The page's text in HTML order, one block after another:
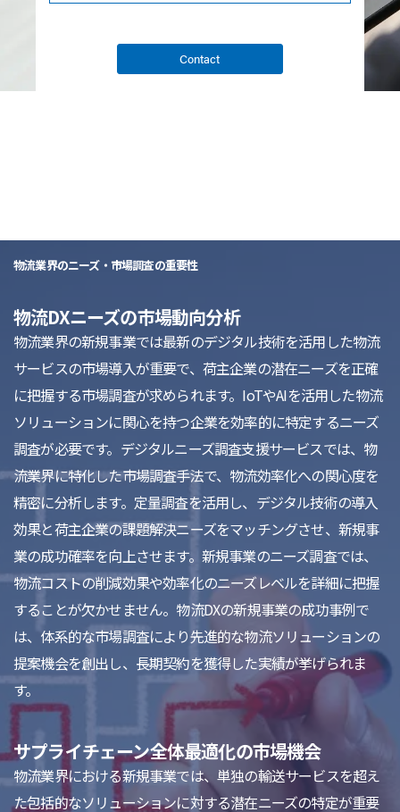
Contact
物流業界のニーズ・市場調査の重要性
物流DXニーズの市場動向分析
物流業界の新規事業では最新のデジタル技術を活用した物流
サービスの市場導入が重要で、荷主企業の潜在ニーズを正確
に把握する市場調査が求められます。IoTやAIを活用した物流
ソリューションに関心を持つ企業を効率的に特定するニーズ
調査が必要です。デジタルニーズ調査支援サービスでは、物
流業界に特化した市場調査手法で、物流効率化への関心度を
精密に分析します。定量調査を活用し、デジタル技術の導入
効果と荷主企業の課題解決ニーズをマッチングさせ、新規事
業の成功確率を向上させます。新規事業のニーズ調査では、
物流コストの削減効果や効率化のニーズレベルを詳細に把握
することが欠かせません。物流DXの新規事業の成功事例で
は、体系的な市場調査により先進的な物流ソリューションの
提案機会を創出し、長期契約を獲得した実績が挙げられま
す。
サプライチェーン全体最適化の市場機会
物流業界における新規事業では、単独の輸送サービスを超え
た包括的なソリューションに対する潜在ニーズの特定が重要